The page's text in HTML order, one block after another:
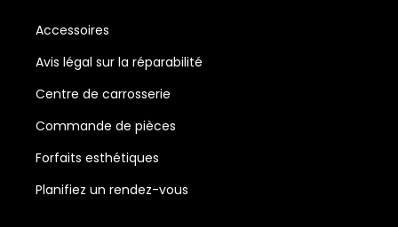
Accessoires
Avis légal sur la réparabilité
Centre de carrosserie
Commande de pièces
Forfaits esthétiques
Planifiez un rendez-vous